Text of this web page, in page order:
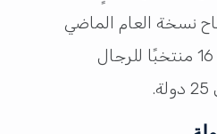
نسخة العام الماضي
التي شهدت مشاركة 16 منتخبًا للرجال